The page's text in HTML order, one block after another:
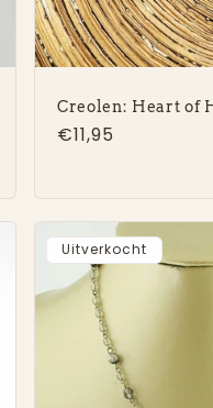
Creolen: Heart of
Normale
€11,95
Uitverkocht